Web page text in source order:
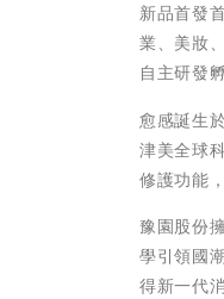
新品首發
業、美妝
自主研發
愈感誕生
津美全球
修護功能
豫園股份
學引領國
得新一代